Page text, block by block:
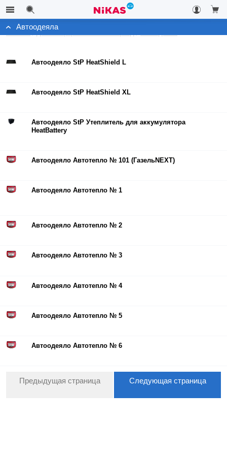
Для комфорта в зимний период
Автоодеяла
Автоодеяло StP HeatShield L
Автоодеяло StP HeatShield XL
Автоодеяло StP Утеплитель для аккумулятора
HeatBattery
Автоодеяло Автотепло № 101 (ГазельNEXT)
Автоодеяло Автотепло № 1
Автоодеяло Автотепло № 2
Автоодеяло Автотепло № 3
Автоодеяло Автотепло № 4
Автоодеяло Автотепло № 5
Автоодеяло Автотепло № 6
Предыдущая страница Следующая страница